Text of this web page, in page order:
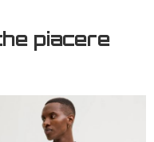
piacere